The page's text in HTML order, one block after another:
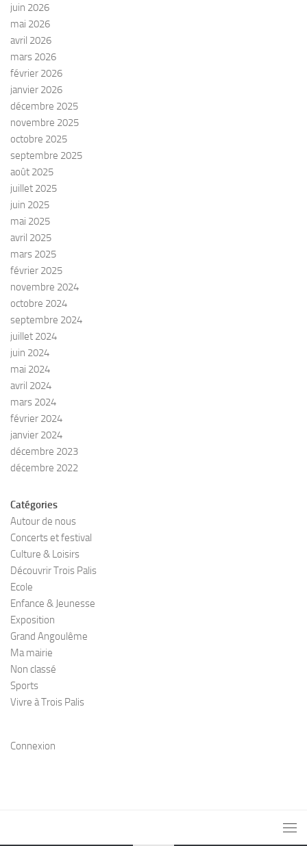
juin 2026
mai 2026
avril 2026
mars 2026
février 2026
janvier 2026
décembre 2025
novembre 2025
octobre 2025
septembre 2025
août 2025
juillet 2025
juin 2025
mai 2025
avril 2025
mars 2025
février 2025
novembre 2024
octobre 2024
septembre 2024
juillet 2024
juin 2024
mai 2024
avril 2024
mars 2024
février 2024
janvier 2024
décembre 2023
décembre 2022
Catégories
Autour de nous
Concerts et festival
Culture & Loisirs
Découvrir Trois Palis
Ecole
Enfance & Jeunesse
Exposition
Grand Angoulême
Ma mairie
Non classé
Sports
Vivre à Trois Palis
Connexion